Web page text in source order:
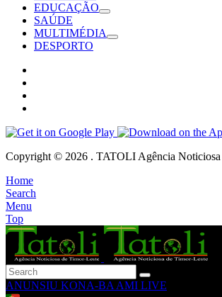
EDUCAÇÃO
SAÚDE
MULTIMÉDIA
DESPORTO
Copyright © 2026 . TATOLI Agência Noticiosa
Home
Search
Menu
Top
ANUNSIU KONA-BA AMI LIVE